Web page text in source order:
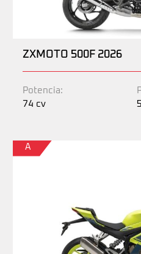
ZXMOTO 500F 2026
Potencia:
74 cv
A